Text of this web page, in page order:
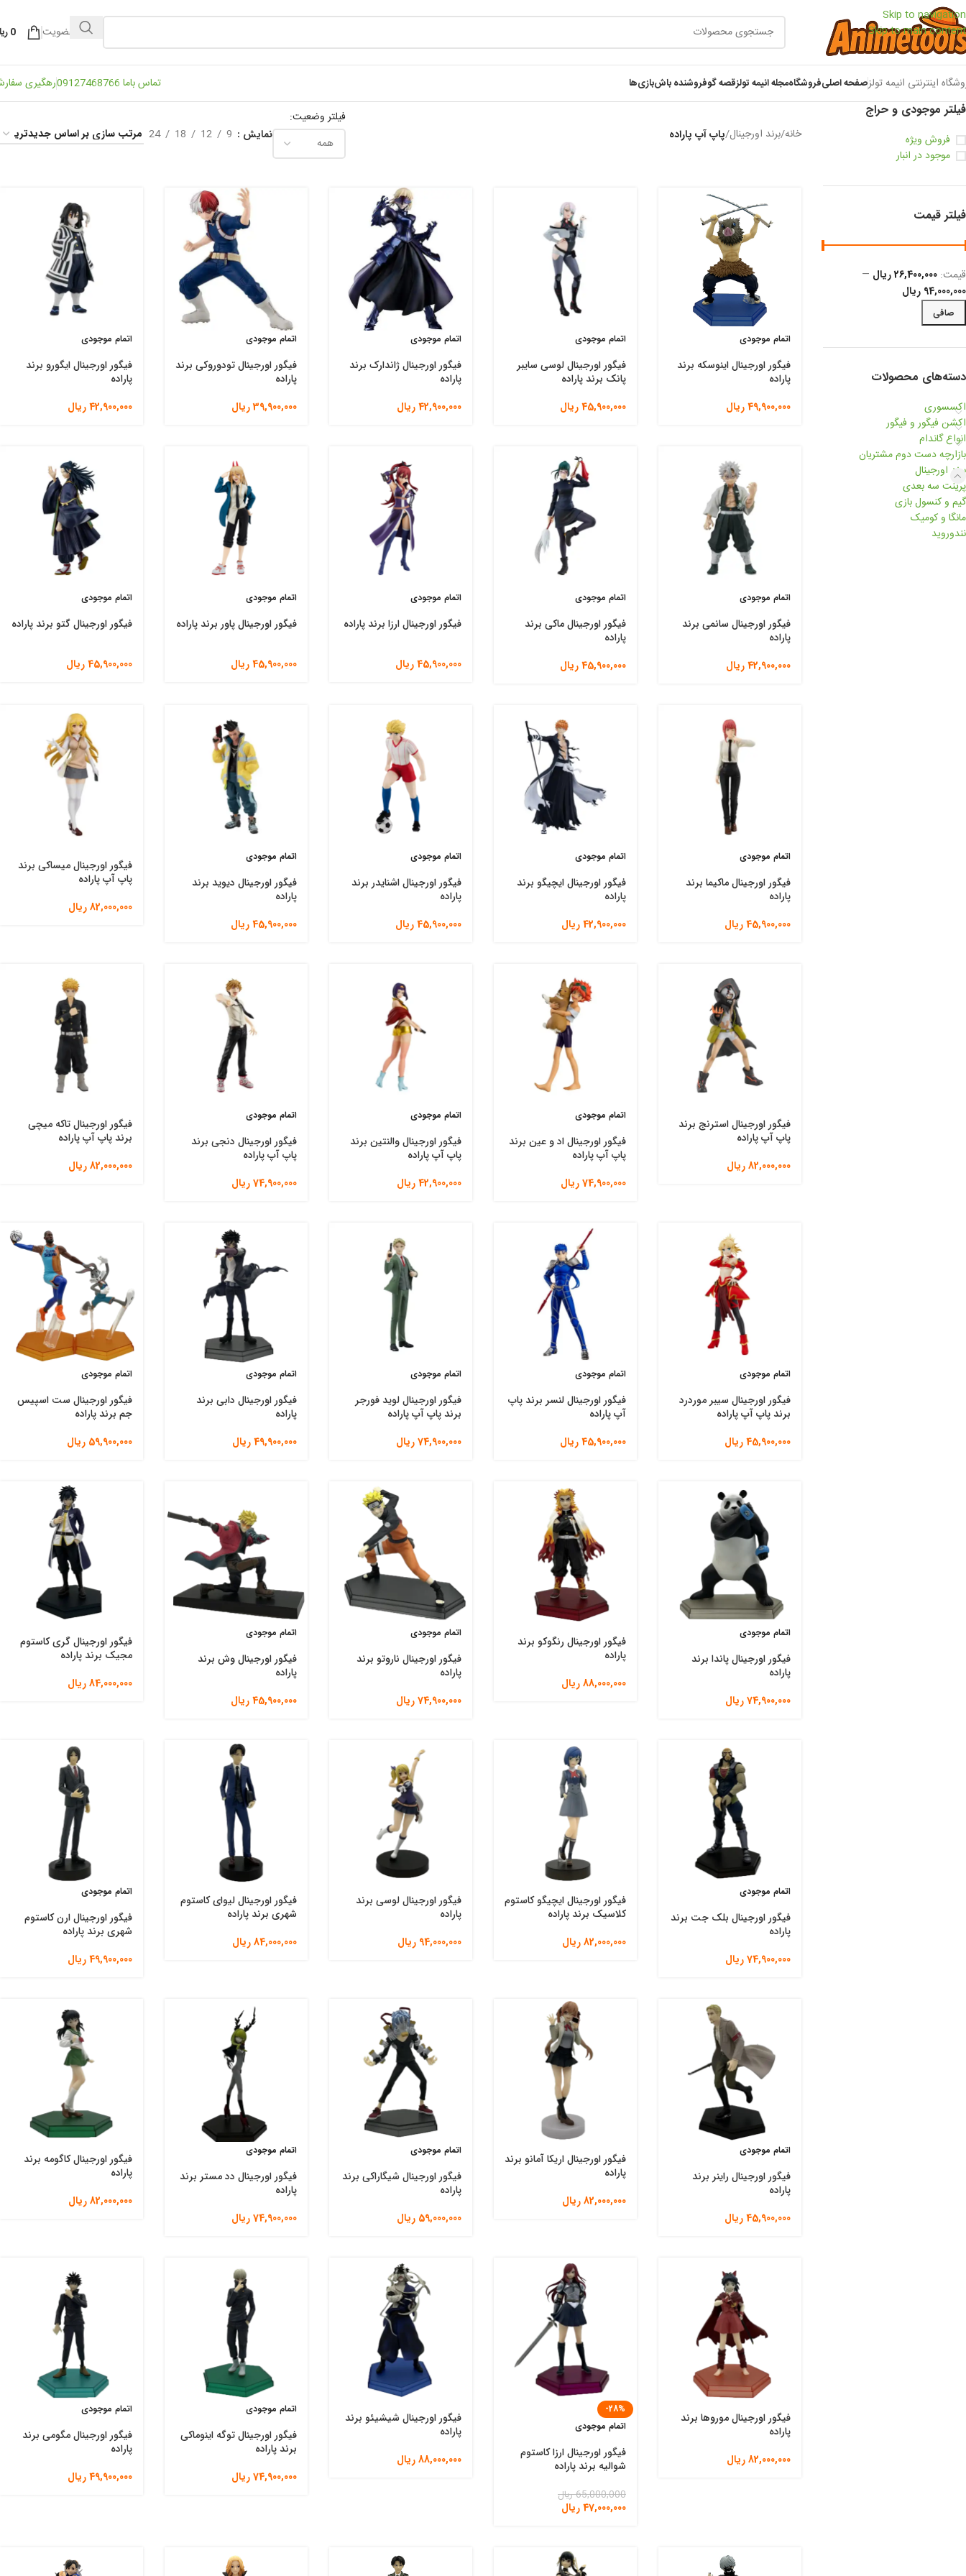
Skip to navigation
Skip to main content
ورود / عضویت 0
اینترنتی انیمه تولزصفحه اصلیفروشگاهمجله انیمه تولزقصه گوفروشنده باشبازی‌ها تماس باما 09127468766 رهگیری
فیلتر موجودی و حراج
فروش ویژه
موجود در انبار
فیلتر قیمت
صافی
قيمت: 26,400,000 ریال —
94,000,000 ریال
دسته‌های محصولات
اکسسوری
اکشن فیگور و فیگور
انواع گاندام
بازارچه دست دوم مشتریان
برند اورجینال
پرینت سه بعدی
گیم و کنسول بازی
مانگا و کومیک
نندوروید
خانه/برند اورجینال/پاپ آپ پاراده
فیلتر وضعیت:
نمایش 9
12
18
24
اتمام موجودی
فیگور اورجینال اینوسکه برند
پاراده
49,900,000ریال
اتمام موجودی
فیگور اورجینال لوسی سایبر
پانک برند پاراده
45,900,000ریال
اتمام موجودی
فیگور اورجینال ژاندارک برند
پاراده
42,900,000ریال
اتمام موجودی
فیگور اورجینال تودوروکی برند
پاراده
39,900,000ریال
اتمام موجودی
فیگور اورجینال ایگورو برند
پاراده
42,900,000ریال
اتمام موجودی
فیگور اورجینال سانمی برند
پاراده
42,900,000ریال
اتمام موجودی
فیگور اورجینال ماکی برند
پاراده
45,900,000ریال
اتمام موجودی
فیگور اورجینال ارزا برند پاراده
45,900,000ریال
اتمام موجودی
فیگور اورجینال پاور برند پاراده
45,900,000ریال
اتمام موجودی
فیگور اورجینال گتو برند پاراده
45,900,000ریال
اتمام موجودی
فیگور اورجینال ماکیما برند
پاراده
45,900,000ریال
اتمام موجودی
فیگور اورجینال ایچیگو برند
پاراده
42,900,000ریال
اتمام موجودی
فیگور اورجینال اشنایدر برند
پاراده
45,900,000ریال
اتمام موجودی
فیگور اورجینال دیوید برند
پاراده
45,900,000ریال
فیگور اورجینال میساکی برند
پاپ آپ پاراده
82,000,000ریال
فیگور اورجینال استرنج برند
پاپ آپ پاراده
82,000,000ریال
اتمام موجودی
فیگور اورجینال اد و عین برند
پاپ آپ پاراده
74,900,000ریال
اتمام موجودی
فیگور اورجینال والنتین برند
پاپ آپ پاراده
42,900,000ریال
اتمام موجودی
فیگور اورجینال دنجی برند
پاپ آپ پاراده
74,900,000ریال
فیگور اورجینال تاکه میچی
برند پاپ آپ پاراده
82,000,000ریال
اتمام موجودی
فیگور اورجینال سیبر موردرد
برند پاپ آپ پاراده
45,900,000ریال
اتمام موجودی
فیگور اورجینال لنسر برند پاپ
آپ پاراده
45,900,000ریال
اتمام موجودی
فیگور اورجینال لوید فورجر
برند پاپ آپ پاراده
74,900,000ریال
اتمام موجودی
فیگور اورجینال دابی برند
پاراده
49,900,000ریال
اتمام موجودی
فیگور اورجینال ست اسپیس
جم برند پاراده
59,900,000 ریال
اتمام موجودی
فیگور اورجینال پاندا برند
پاراده
74,900,000ریال
فیگور اورجینال رنگوکو برند
پاراده
88,000,000ریال
اتمام موجودی
فیگور اورجینال ناروتو برند
پاراده
74,900,000ریال
اتمام موجودی
فیگور اورجینال وش برند
پاراده
45,900,000ریال
فیگور اورجینال گری کاستوم
مجیک برند پاراده
84,000,000ریال
اتمام موجودی
فیگور اورجینال بلک جت برند
پاراده
74,900,000ریال
فیگور اورجینال ایچیگو کاستوم
کلاسیک برند پاراده
82,000,000ریال
فیگور اورجینال لوسی برند
پاراده
94,000,000 ریال
فیگور اورجینال لیوای کاستوم
شهری برند پاراده
84,000,000ریال
اتمام موجودی
فیگور اورجینال ارن کاستوم
شهری برند پاراده
49,900,000ریال
اتمام موجودی
فیگور اورجینال راینر برند
پاراده
45,900,000ریال
فیگور اورجینال اریکا آمانو برند
پاراده
82,000,000ریال
اتمام موجودی
فیگور اورجینال شیگاراکی برند
پاراده
59,000,000 ریال
اتمام موجودی
فیگور اورجینال دد مستر برند
پاراده
74,900,000ریال
فیگور اورجینال کاگومه برند
پاراده
82,000,000ریال
فیگور اورجینال موروها برند
پاراده
82,000,000ریال
-28%
اتمام موجودی
فیگور اورجینال ارزا کاستوم
شوالیه برند پاراده
65,000,000ریال
47,000,000ریال
فیگور اورجینال شیشیئو برند
پاراده
88,000,000ریال
اتمام موجودی
فیگور اورجینال توگه اینوماکی
برند پاراده
74,900,000ریال
اتمام موجودی
فیگور اورجینال مگومی برند
پاراده
49,900,000ریال